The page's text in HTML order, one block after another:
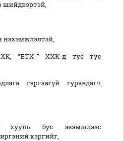
шийдвэртэй,
нэхэмжлэлтэй,
“БТХ-” ХХК-д тус тус
гаргаагүй гуравдагч
хууль бус эзэмшлээс
хэргийг,